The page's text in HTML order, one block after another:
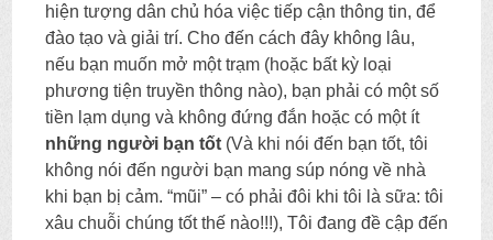
hiện tượng dân chủ hóa việc tiếp cận thông tin, để
đào tạo và giải trí. Cho đến cách đây không lâu,
nếu bạn muốn mở một trạm (hoặc bất kỳ loại
phương tiện truyền thông nào), bạn phải có một số
tiền lạm dụng và không đứng đắn hoặc có một ít
những người bạn tốt (Và khi nói đến bạn tốt, tôi
không nói đến người bạn mang súp nóng về nhà
khi bạn bị cảm. “mũi” – có phải đôi khi tôi là sữa: tôi
xâu chuỗi chúng tốt thế nào!!!), Tôi đang đề cập đến